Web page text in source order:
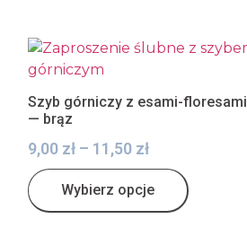
Szyb górniczy z esami-floresami
— brąz
9,00 zł – 11,50 zł
Wybierz opcje